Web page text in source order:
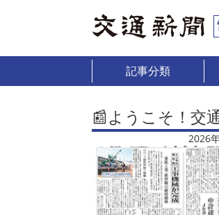
記事分類
📰ようこそ！交
2026